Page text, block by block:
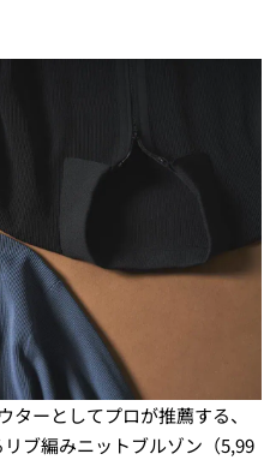
ーとしてプロが推薦する、
ブ編みニットブルゾン（5,99